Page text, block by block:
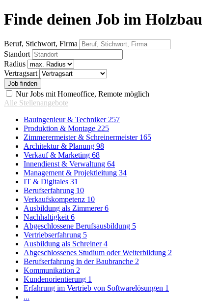
Finde deinen Job im Holzbau
Beruf, Stichwort, Firma
Standort
Radius
Vertragsart
Nur Jobs mit Homeoffice, Remote möglich
Alle Stellenangebote
Bauingenieur & Techniker 257
Produktion & Montage 225
Zimmerermeister & Schreinermeister 165
Architektur & Planung 98
Verkauf & Marketing 68
Innendienst & Verwaltung 64
Management & Projektleitung 34
IT & Digitales 31
Berufserfahrung 10
Verkaufskompetenz 10
Ausbildung als Zimmerer6
Nachhaltigkeit 6
Abgeschlossene Berufsausbildung 5
Vertriebserfahrung 5
Ausbildung als Schreiner4
Abgeschlossenes Studium oder Weiterbildung 2
Berufserfahrung in der Baubranche 2
Kommunikation 2
Kundenorientierung 1
Erfahrung im Vertrieb von Softwarelösungen 1
...